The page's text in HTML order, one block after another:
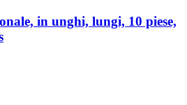
in unghi, lungi, 10 piese,